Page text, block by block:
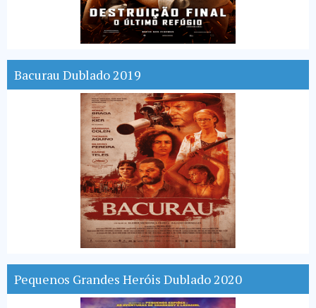
Bacurau Dublado 2019
Pequenos Grandes Heróis Dublado 2020